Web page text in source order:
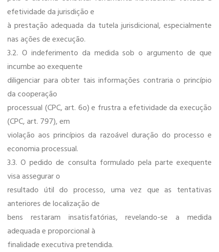
efetividade da jurisdição e
à prestação adequada da tutela jurisdicional, especialmente
nas ações de execução.
3.2. O indeferimento da medida sob o argumento de que
incumbe ao exequente
diligenciar para obter tais informações contraria o princípio
da cooperação
processual (CPC, art. 6o) e frustra a efetividade da execução
(CPC, art. 797), em
violação aos princípios da razoável duração do processo e
economia processual.
3.3. O pedido de consulta formulado pela parte exequente
visa assegurar o
resultado útil do processo, uma vez que as tentativas
anteriores de localização de
bens restaram insatisfatórias, revelando-se a medida
adequada e proporcional à
finalidade executiva pretendida.